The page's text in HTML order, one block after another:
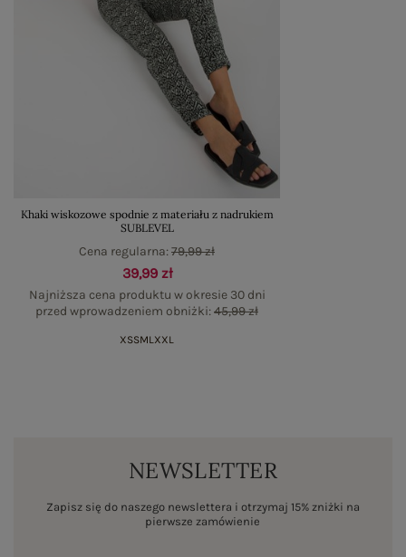
Khaki wiskozowe spodnie z materiału z nadrukiem
SUBLEVEL
39,99 zł
Najniższa cena produktu w okresie 30 dni
przed wprowadzeniem obniżki:45,99 zł
Cena regularna:79,99 zł
XSSML XXL
NEWSLETTER
Zapisz się do naszego newslettera i otrzymaj 15% zniżki na
pierwsze zamówienie